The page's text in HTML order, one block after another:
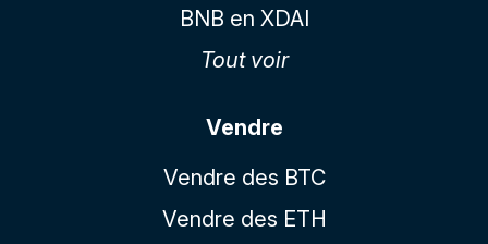
BNB en XDAI
Tout voir
Vendre
Vendre des BTC
Vendre des ETH